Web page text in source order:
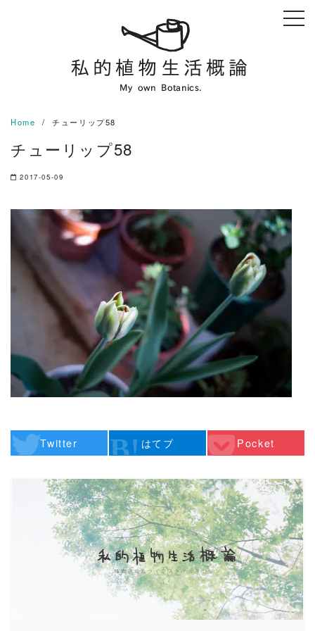
Home チューリップ58
チューリップ58
2017-05-09
Twitter はてブ Pocket